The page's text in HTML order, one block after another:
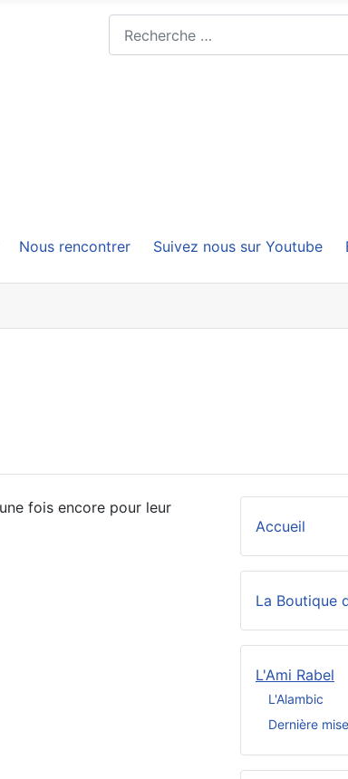
Nous rencontrer Suivez nous sur Youtube
fois encore pour leur
Accueil
La Boutique
L'Ami Rabel
L'Alambic
Dernière